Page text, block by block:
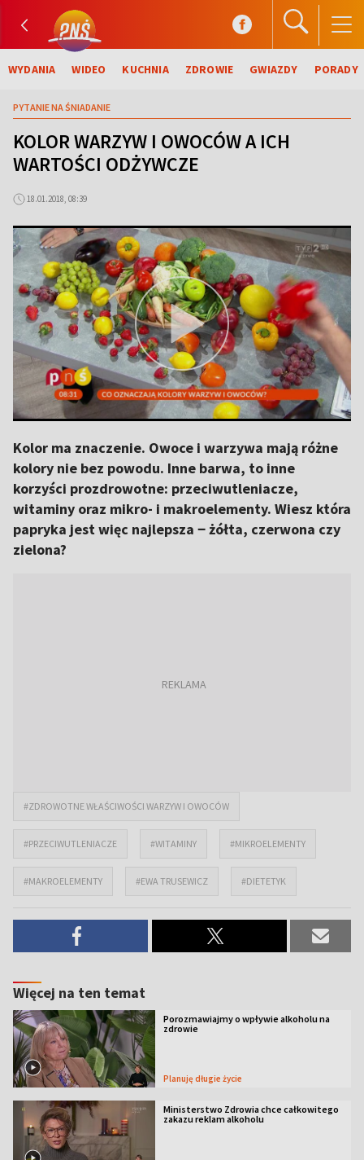
WYDANIA WIDEO KUCHNIA ZDROWIE GWIAZDY PORADY
PYTANIE NA ŚNIADANIE
KOLOR WARZYW I OWOCÓW A ICH
WARTOŚCI ODŻYWCZE
18.01.2018, 08:39
Kolor ma znaczenie. Owoce i warzywa mają różne
kolory nie bez powodu. Inne barwa, to inne
korzyści prozdrowotne: przeciwutleniacze,
witaminy oraz mikro- i makroelementy. Wiesz która
papryka jest więc najlepsza ‒ żółta, czerwona czy
zielona?
#ZDROWOTNE WŁAŚCIWOŚCI WARZYW I OWOCÓW
#PRZECIWUTLENIACZE #WITAMINY #MIKROELEMENTY
#MAKROELEMENTY #EWA TRUSEWICZ #DIETETYK
Więcej na ten temat
Porozmawiajmy o wpływie alkoholu na
zdrowie
Planuję długie życie
Ministerstwo Zdrowia chce całkowitego
zakazu reklam alkoholu